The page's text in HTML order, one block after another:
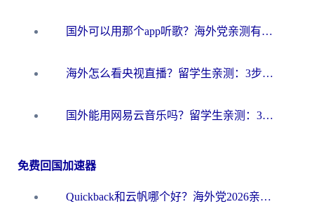
国外可以用那个app听歌？海外党亲测有效的回国加速方案，轻松听国内音乐听书
海外怎么看央视直播？留学生亲测：3步解决版权限制+追剧自由
国外能用网易云音乐吗？留学生亲测：3步解决海外听歌难题
免费回国加速器
Quickback和云帆哪个好？海外党2026亲测指南：选对加速器大陆工具，无缝刷国内剧玩国服